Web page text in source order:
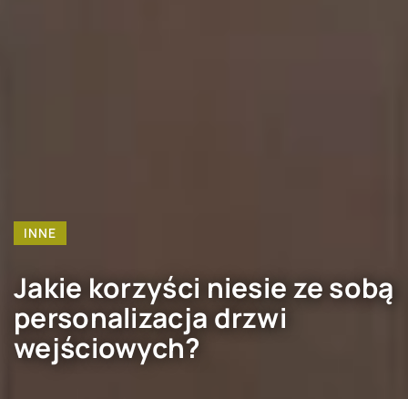
INNE
Jakie korzyści niesie ze sobą
personalizacja drzwi
wejściowych?